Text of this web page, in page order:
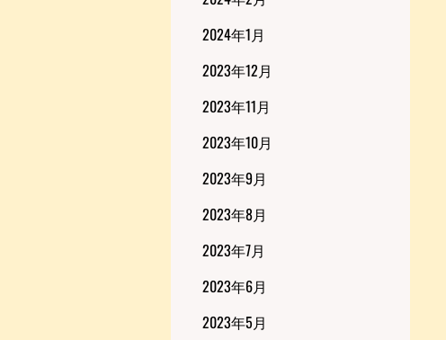
2024年1月
2023年12月
2023年11月
2023年10月
2023年9月
2023年8月
2023年7月
2023年6月
2023年5月